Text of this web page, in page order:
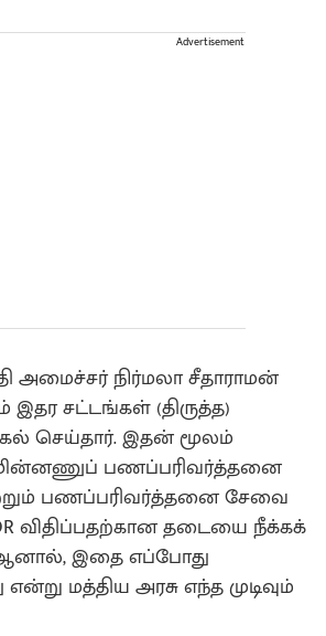
Advertisement
அமைச்சர் நிர்மலா சீதாராமன்
இதர சட்டங்கள் (திருத்த)
செய்தார். இதன் மூலம்
பணப்பரிவர்த்தனை
பணப்பரிவர்த்தனை சேவை
விதிப்பதற்கான தடையை நீக்கக்
இதை எப்போது
மத்திய அரசு எந்த முடிவும்